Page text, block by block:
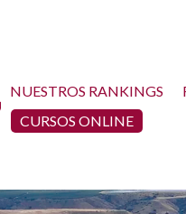
NUESTROS RANKINGS
CURSOS ONLINE